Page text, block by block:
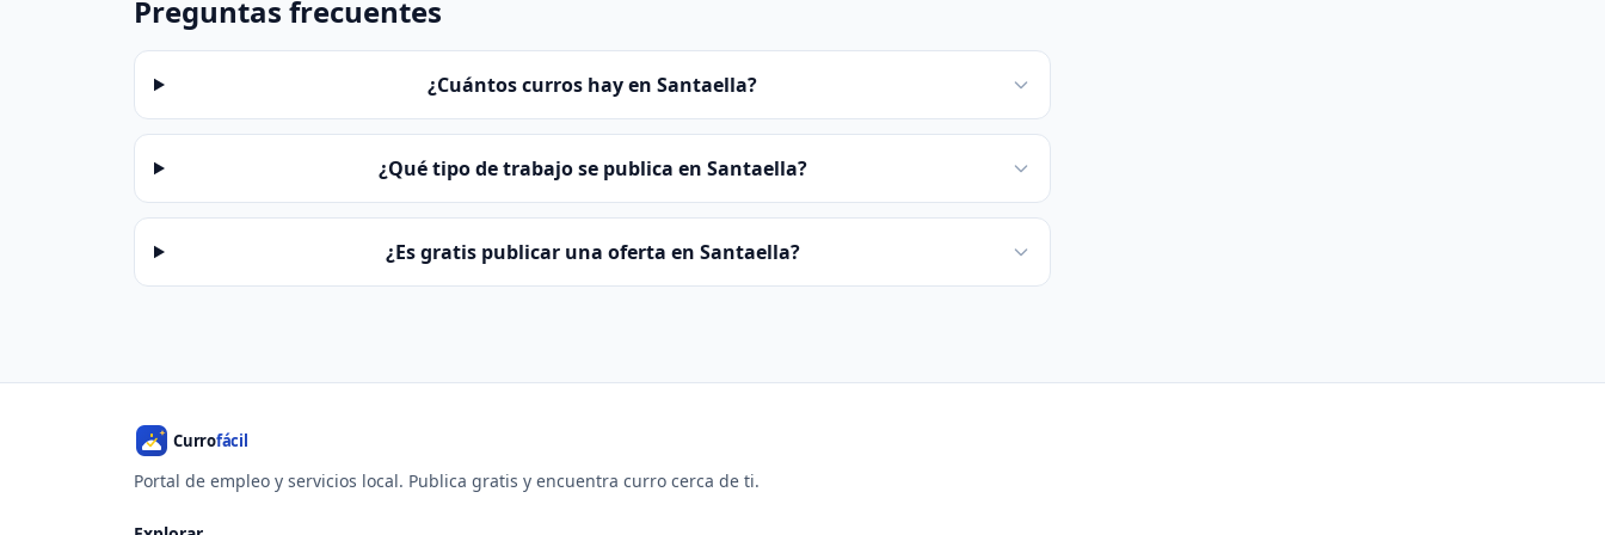
Preguntas frecuentes
¿Cuántos curros hay en Santaella?
¿Qué tipo de trabajo se publica en Santaella?
¿Es gratis publicar una oferta en Santaella?
Portal de empleo y servicios local. Publica gratis y encuentra curro cerca de ti.